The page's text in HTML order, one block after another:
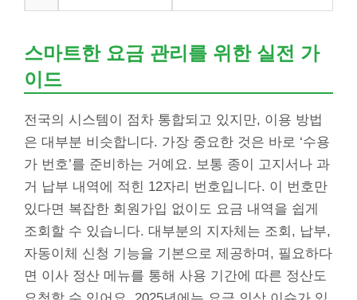
스마트한 요금 관리를 위한 실전 가
이드
전국의 시스템이 점차 통합되고 있지만, 이용 방법
은 대부분 비슷합니다. 가장 중요한 것은 바로 ‘수용
가 번호’를 준비하는 거예요. 보통 종이 고지서나 과
거 납부 내역에 적힌 12자리 번호입니다. 이 번호만
있다면 복잡한 회원가입 없이도 요금 내역을 쉽게
조회할 수 있습니다. 대부분의 지자체는 조회, 납부,
자동이체 신청 기능을 기본으로 제공하며, 필요하다
면 이사 정산 메뉴를 통해 사용 기간에 따른 정산도